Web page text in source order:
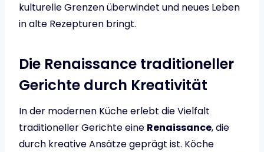
kulturelle Grenzen überwindet und neues Leben
in alte Rezepturen bringt.
Die Renaissance traditioneller
Gerichte durch Kreativität
In der modernen Küche erlebt die Vielfalt
traditioneller Gerichte eine Renaissance, die
durch kreative Ansätze geprägt ist. Köche